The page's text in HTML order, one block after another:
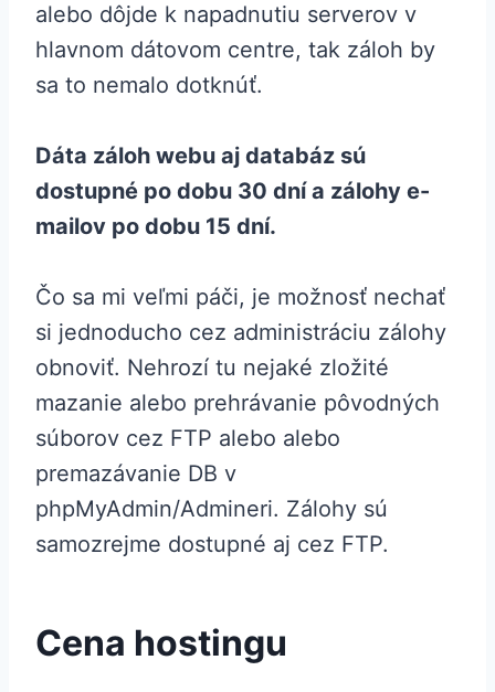
alebo dôjde k napadnutiu serverov v
hlavnom dátovom centre, tak záloh by
sa to nemalo dotknúť.
Dáta záloh webu aj databáz sú
dostupné po dobu 30 dní a zálohy e-
mailov po dobu 15 dní.
Čo sa mi veľmi páči, je možnosť nechať
si jednoducho cez administráciu zálohy
obnoviť. Nehrozí tu nejaké zložité
mazanie alebo prehrávanie pôvodných
súborov cez FTP alebo alebo
premazávanie DB v
phpMyAdmin/Admineri. Zálohy sú
samozrejme dostupné aj cez FTP.
Cena hostingu